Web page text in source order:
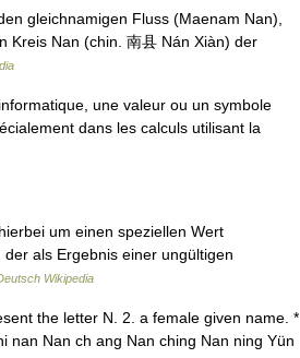
gleichnamigen Fluss (Maenam Nan),
Kreis Nan (chin. 南县 Nán Xiàn) der
une valeur ou un symbole
dans les calculs utilisant la
um einen speziellen Wert
als Ergebnis einer ungültigen
Wikipedia
the letter N. 2. a female given name. *
nan Nan ch ang Nan ching Nan ning Yün